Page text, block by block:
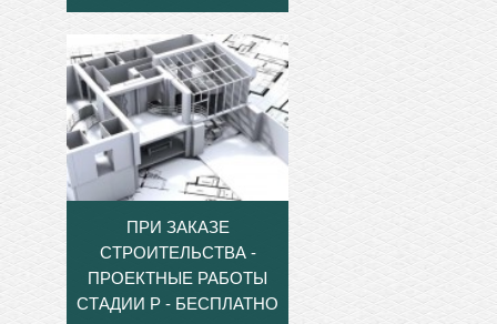
ПРИ ЗАКАЗЕ
СТРОИТЕЛЬСТВА -
ПРОЕКТНЫЕ РАБОТЫ
СТАДИИ Р - БЕСПЛАТНО